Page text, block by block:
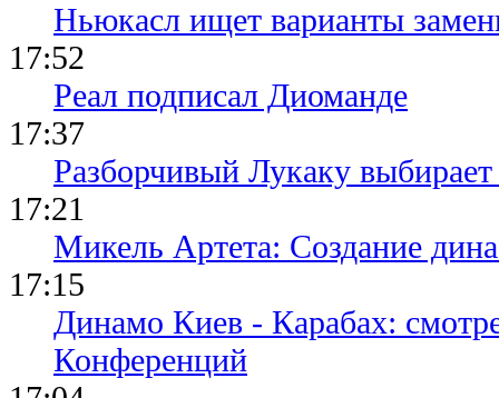
Ньюкасл ищет варианты
17:52
Реал подписал Диоманде
17:37
Разборчивый Лукаку
17:21
Микель Артета: Создание
17:15
Динамо Киев - Карабах:
Конференций